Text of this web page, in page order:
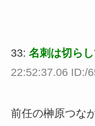
33: 名刺は切ら
22:52:37.06 ID:/
前任の榊原つな